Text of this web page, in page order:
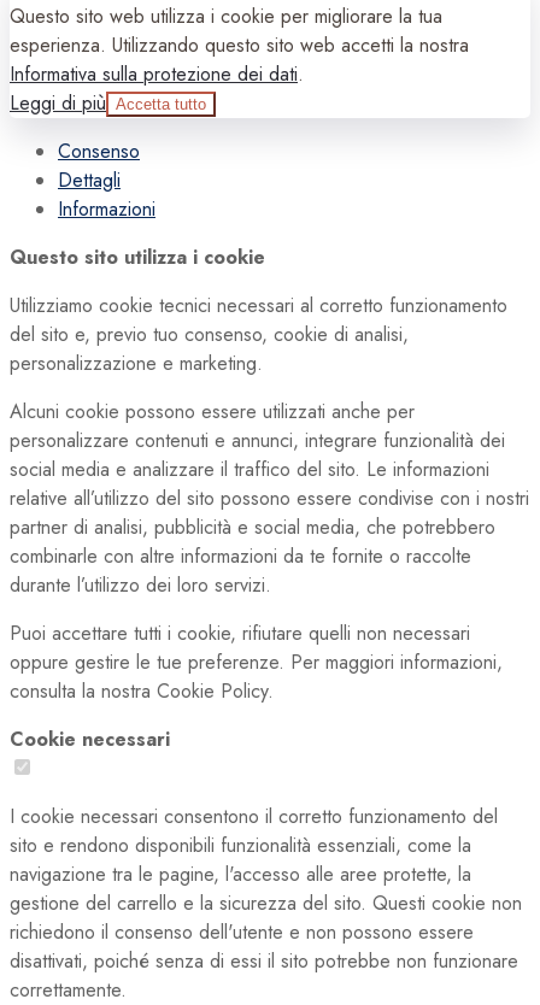
Questo sito web utilizza i cookie per migliorare la tua
esperienza. Utilizzando questo sito web accetti la nostra
Informativa sulla protezione dei dati.
Leggi di più Accetta tutto
Consenso
Dettagli
Informazioni
Questo sito utilizza i cookie
Utilizziamo cookie tecnici necessari al corretto funzionamento
del sito e, previo tuo consenso, cookie di analisi,
personalizzazione e marketing.
Alcuni cookie possono essere utilizzati anche per
personalizzare contenuti e annunci, integrare funzionalità dei
social media e analizzare il traffico del sito. Le informazioni
relative all’utilizzo del sito possono essere condivise con i nostri
partner di analisi, pubblicità e social media, che potrebbero
combinarle con altre informazioni da te fornite o raccolte
durante l’utilizzo dei loro servizi.
Puoi accettare tutti i cookie, rifiutare quelli non necessari
oppure gestire le tue preferenze. Per maggiori informazioni,
consulta la nostra Cookie Policy.
Cookie necessari
I cookie necessari consentono il corretto funzionamento del
sito e rendono disponibili funzionalità essenziali, come la
navigazione tra le pagine, l'accesso alle aree protette, la
gestione del carrello e la sicurezza del sito. Questi cookie non
richiedono il consenso dell'utente e non possono essere
disattivati, poiché senza di essi il sito potrebbe non funzionare
correttamente.